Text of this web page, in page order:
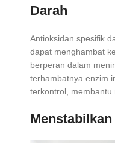
Darah
Antioksidan spesifik
dapat menghambat
berperan dalam
terhambatnya enzim
terkontrol, membantu